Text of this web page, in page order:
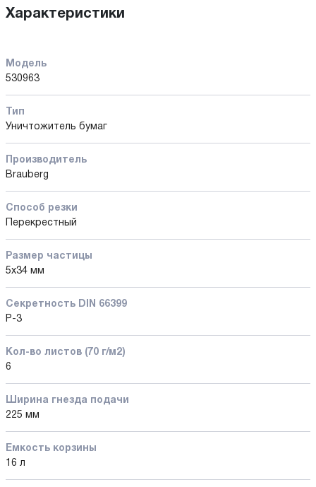
Характеристики
Модель
530963
Тип
Уничтожитель бумаг
Производитель
Brauberg
Способ резки
Перекрестный
Размер частицы
5х34 мм
Секретность DIN 66399
P-3
Кол-во листов (70 г/м2)
6
Ширина гнезда подачи
225 мм
Емкость корзины
16 л